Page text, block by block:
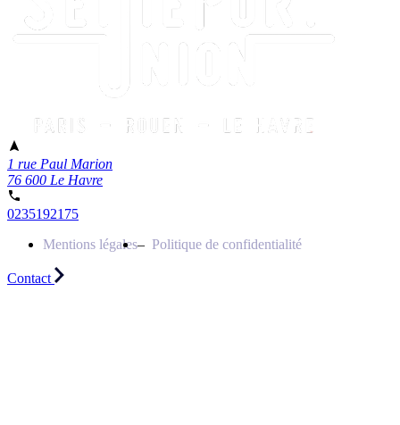
1 rue Paul Marion
76 600 Le Havre
0235192175
Mentions légales
Politique de confidentialité
Contact